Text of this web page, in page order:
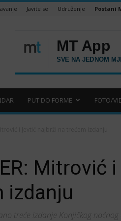
Javite se Udruženje Postani
PUT DO FORME FOTO/
Mitrović
izdanju
treće izdanje Konjičkog noćnog